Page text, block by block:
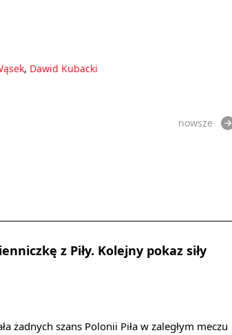
, Dawid Kubacki
nowsze
z Piły. Kolejny pokaz siły
żadnych szans Polonii Piła w zaległym meczu